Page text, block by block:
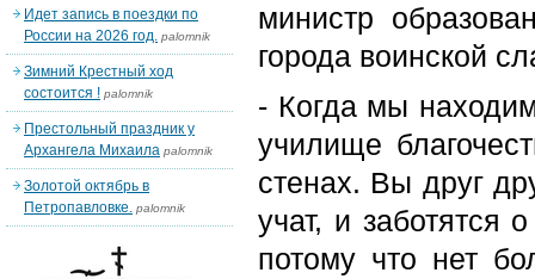
министр
города воинской
- Когда мы
училище
стенах. Вы друг
учат, и заботятся
потому что нет
Идет запись в поездки по
России на 2026 год. palomnik
Зимний Крестный ход
состоится ! palomnik
Престольный праздник у
Архангела Михаила palomnik
Золотой октябрь в
Петропавловке. palomnik